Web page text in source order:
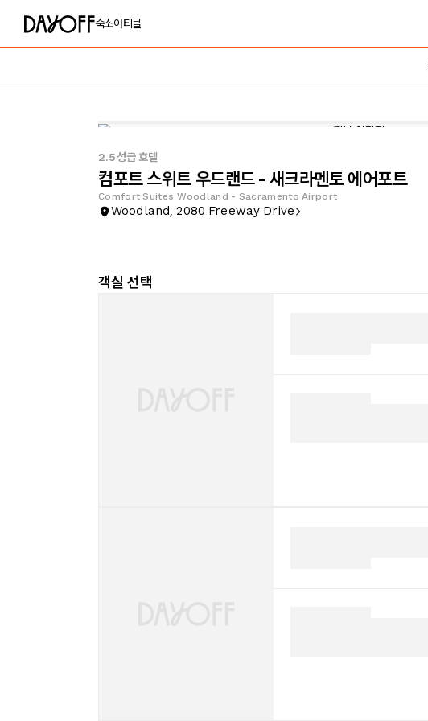
숙소아티클
2.5성급 호텔
컴포트 스위트 우드랜드 - 새크라멘토 에어포트
Comfort Suites Woodland - Sacramento Airport
Woodland, 2080 Freeway Drive
객실 선택